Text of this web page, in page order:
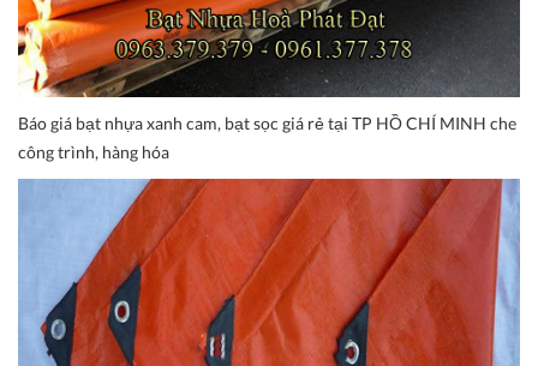
Báo giá bạt nhựa xanh cam, bạt sọc giá rẻ tại TP HỒ CHÍ MINH che
công trình, hàng hóa